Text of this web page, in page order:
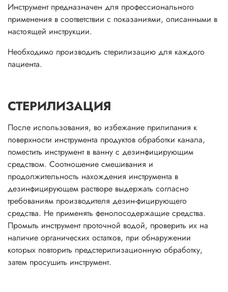
Инструмент предназначен для профессионального
применения в соответствии с показаниями, описанными в
настоящей инструкции.
Необходимо производить стерилизацию для каждого
пациента.
СТЕРИЛИЗАЦИЯ
После использования, во избежание прилипания к
поверхности инструмента продуктов обработки канала,
поместить инструмент в ванну с дезинфицирующим
средством. Соотношение смешивания и
продолжительность нахождения инструмента в
дезинфицирующем растворе выдержать согласно
требованиям производителя дезин-фицирующего
средства. Не применять фенолосодержащие средства.
Промыть инструмент проточной водой, проверить их на
наличие органических остатков, при обнаружении
которых повторить предстерилизационную обработку,
затем просушить инструмент.